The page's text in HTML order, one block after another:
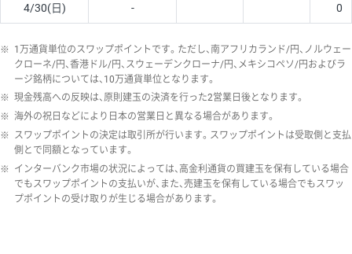
4/30(日) - 0
※ 1万通貨単位のスワップポイントです。ただし、南アフリカランド/円、ノルウェー
クローネ/円、香港ドル/円、スウェーデンクローナ/円、メキシコペソ/円およびラ
ージ銘柄については、10万通貨単位となります。
※ 現金残高への反映は、原則建玉の決済を行った2営業日後となります。
※ 海外の祝日などにより日本の営業日と異なる場合があります。
※ スワップポイントの決定は取引所が行います。スワップポイントは受取側と支払
側とで同額となっています。
※ インターバンク市場の状況によっては、高金利通貨の買建玉を保有している場合
でもスワップポイントの支払いが、また、売建玉を保有している場合でもスワッ
プポイントの受け取りが生じる場合があります。